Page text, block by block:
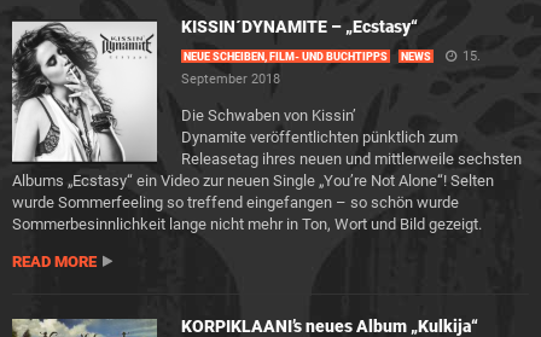
KISSIN´DYNAMITE – „Ecstasy“
NEUE SCHEIBEN, FILM- UND BUCHTIPPS NEWS
15.
September 2018
Die Schwaben von Kissin’
Dynamite veröffentlichten pünktlich zum
Releasetag ihres neuen und mittlerweile sechsten
Albums „Ecstasy“ ein Video zur neuen Single „You’re Not Alone“! Selten
wurde Sommerfeeling so treffend eingefangen – so schön wurde
Sommerbesinnlichkeit lange nicht mehr in Ton, Wort und Bild gezeigt.
READ MORE
KORPIKLAANI’s neues Album „Kulkija“